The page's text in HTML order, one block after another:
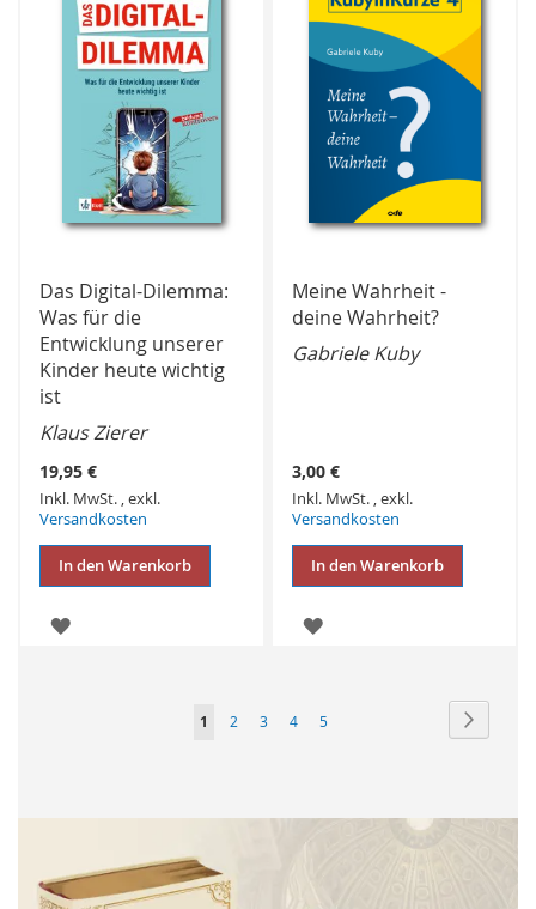
Das Digital-Dilemma:
Was für die
Entwicklung unserer
Kinder heute wichtig
ist
Klaus Zierer
19,95 €
Inkl. MwSt. ,exkl.
Versandkosten
In den Warenkorb
ZUR
Meine Wahrheit -
deine Wahrheit?
Gabriele Kuby
3,00 €
Inkl. MwSt. ,exkl.
Versandkosten
In den Warenkorb
ZUR
Seite
Sie
1 Seite
2 Seite
3 Seite
4 Seite
5